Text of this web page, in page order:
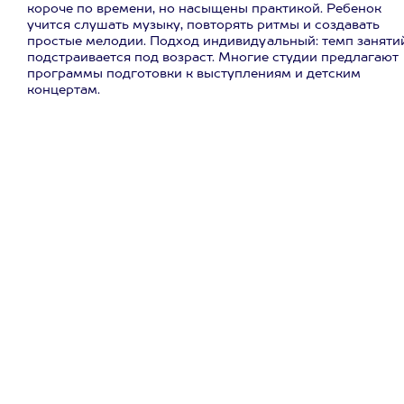
короче по времени, но насыщены практикой. Ребенок
учится слушать музыку, повторять ритмы и создавать
простые мелодии. Подход индивидуальный: темп
подстраивается под возраст. Многие студии предлагают
программы подготовки к выступлениям и детским
концертам.